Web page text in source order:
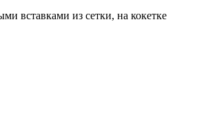
вставками из сетки, на кокетке